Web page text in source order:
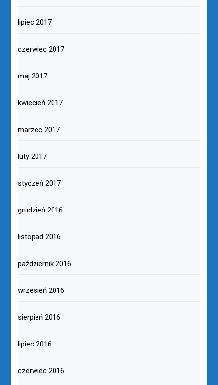
lipiec 2017
czerwiec 2017
maj 2017
kwiecień 2017
marzec 2017
luty 2017
styczeń 2017
grudzień 2016
listopad 2016
październik 2016
wrzesień 2016
sierpień 2016
lipiec 2016
czerwiec 2016